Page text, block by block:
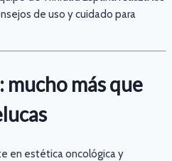
de uso y cuidado para
mucho más que
en estética oncológica y